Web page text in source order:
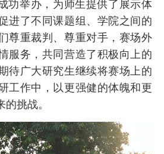
功举办，为师生提供了展示体
进了不同课题组、学院之间的
尊重裁判、尊重对手，赛场外
服务，共同营造了积极向上的
待广大研究生继续将赛场上的
工作中，以更强健的体魄和更
挑战。